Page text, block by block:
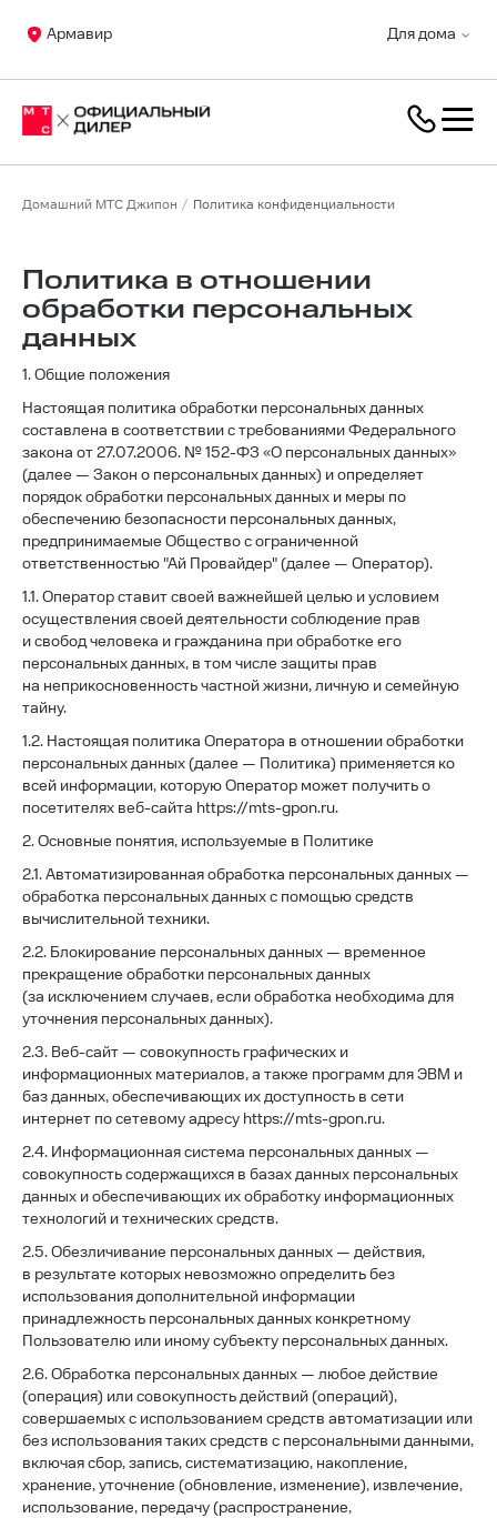
Для дома
Армавир
Домашний МТС Джипон Политика конфиденциальности
Политика в отношении
обработки персональных
данных
1. Общие положения
Настоящая политика обработки персональных данных
составлена в соответствии с требованиями Федерального
закона от 27.07.2006. № 152-ФЗ «О персональных данных»
(далее — Закон о персональных данных) и определяет
порядок обработки персональных данных и меры по
обеспечению безопасности персональных данных,
предпринимаемые Общество с ограниченной
ответственностью "Ай Провайдер" (далее — Оператор).
1.1. Оператор ставит своей важнейшей целью и условием
осуществления своей деятельности соблюдение прав
и свобод человека и гражданина при обработке его
персональных данных, в том числе защиты прав
на неприкосновенность частной жизни, личную и семейную
тайну.
1.2. Настоящая политика Оператора в отношении обработки
персональных данных (далее — Политика) применяется ко
всей информации, которую Оператор может получить о
посетителях веб-сайта https://mts-gpon.ru.
2. Основные понятия, используемые в Политике
2.1. Автоматизированная обработка персональных данных —
обработка персональных данных с помощью средств
вычислительной техники.
2.2. Блокирование персональных данных — временное
прекращение обработки персональных данных
(за исключением случаев, если обработка необходима для
уточнения персональных данных).
2.3. Веб-сайт — совокупность графических и
информационных материалов, а также программ для ЭВМ и
баз данных, обеспечивающих их доступность в сети
интернет по сетевому адресу https://mts-gpon.ru.
2.4. Информационная система персональных данных —
совокупность содержащихся в базах данных персональных
данных и обеспечивающих их обработку информационных
технологий и технических средств.
2.5. Обезличивание персональных данных — действия,
в результате которых невозможно определить без
использования дополнительной информации
принадлежность персональных данных конкретному
Пользователю или иному субъекту персональных данных.
2.6. Обработка персональных данных — любое действие
(операция) или совокупность действий (операций),
совершаемых с использованием средств автоматизации или
без использования таких средств с персональными данными,
включая сбор, запись, систематизацию, накопление,
хранение, уточнение (обновление, изменение), извлечение,
использование, передачу (распространение,